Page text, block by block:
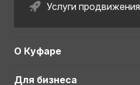
Услуги продвижения
О Куфаре
Для бизнеса